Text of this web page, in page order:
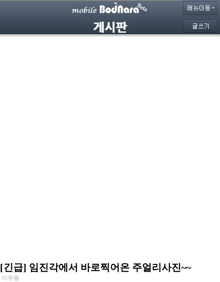
[긴급] 임진각에서 바로찍어온 주얼리사진~~
이우용